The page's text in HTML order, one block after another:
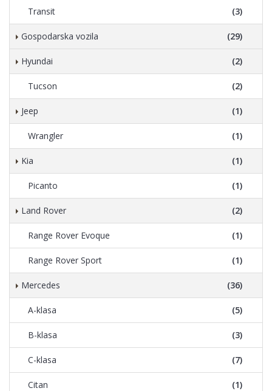
Transit (3)
Gospodarska vozila (29)
Hyundai (2)
Tucson (2)
Jeep (1)
Wrangler (1)
Kia (1)
Picanto (1)
Land Rover (2)
Range Rover Evoque (1)
Range Rover Sport (1)
Mercedes (36)
A-klasa (5)
B-klasa (3)
C-klasa (7)
Citan (1)